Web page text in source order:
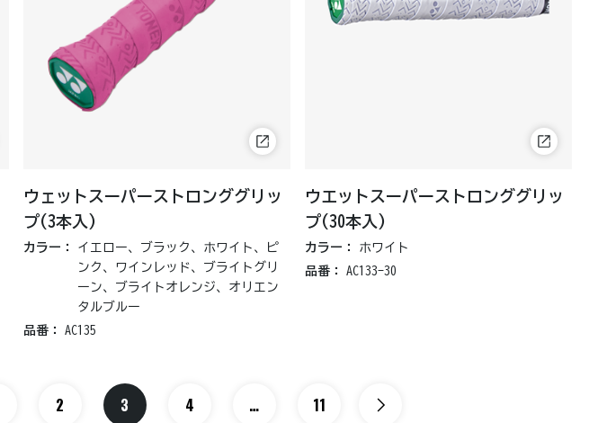
ウェットスーパーストロンググリッ
プ(3本入)
カラー：
イエロー、ブラック、ホワイト、ピ
ンク、ワインレッド、ブライトグリ
ーン、ブライトオレンジ、オリエン
タルブルー
品番：
AC135
ウエットスーパーストロンググリッ
プ(30本入)
カラー：
ホワイト
品番：
AC133-30
2 3 4 …中略 11